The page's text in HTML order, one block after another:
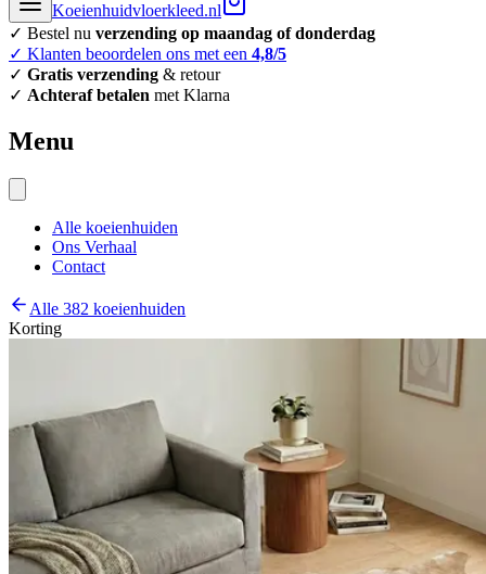
Koeienhuidvloerkleed.nl
✓ Bestel nu verzending op maandag of donderdag
✓ Klanten beoordelen ons met een 4,8/5
✓ Gratis verzending & retour
✓ Achteraf betalen met Klarna
Menu
Alle koeienhuiden
Ons Verhaal
Contact
Alle 382 koeienhuiden
Korting